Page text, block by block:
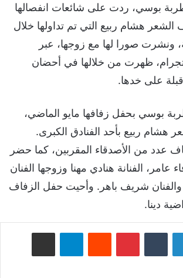
بوسي، ردت على شائعات انفصالها
هشام ربيع التي تم تداولها خلال
ونشرت صورا لها مع زوجها، عبر
ظهرت من خلالها في أحضان
على خدها.
بوسي بحفل زفافها مايو الماضي،
ربيع بأحد الفنادق الكبرى.
عدد من الأصدقاء المقربين، كما حضر
عامر، الفنانة هنادي مهنا وزوجها الفنان
والفنان شريف باهر. وأحيت حفل الزفاف
دينا.
لينكدإن بينتيريست